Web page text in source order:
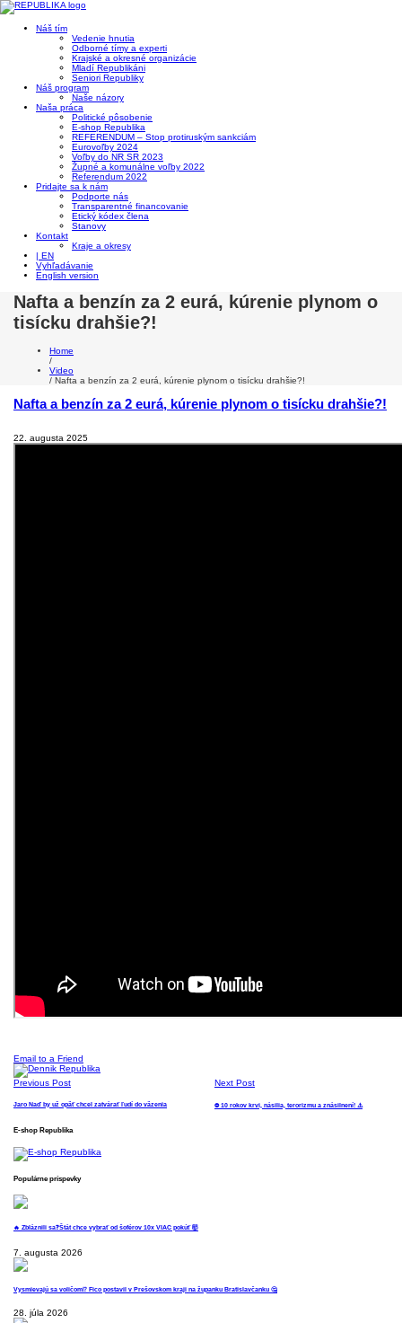
Náš tím
Vedenie hnutia
Odborné tímy a experti
Krajské a okresné organizácie
Mladí Republikáni
Seniori Republiky
Náš program
Naše názory
Naša práca
Politické pôsobenie
E-shop Republika
REFERENDUM – Stop protiruským sankciám
Eurovoľby 2024
Voľby do NR SR 2023
Župné a komunálne voľby 2022
Referendum 2022
Pridajte sa k nám
Podporte nás
Transparentné financovanie
Etický kódex člena
Stanovy
Kontakt
Kraje a okresy
| EN
Vyhľadávanie
English version
Nafta a benzín za 2 eurá, kúrenie plynom o
tisícku drahšie?!
Home
/
Video
/ Nafta a benzín za 2 eurá, kúrenie plynom o tisícku drahšie?!
Nafta a benzín za 2 eurá, kúrenie plynom o tisícku drahšie?!
22. augusta 2025
Email to a Friend
Previous Post
Jaro Naď by už opäť chcel zatvárať ľudí do väzenia
Next Post
⛔️ 10 rokov krvi, násilia, terorizmu a znásilnení! ⚠️
E-shop Republika
Populárne príspevky
🔥 Zbláznili sa❓️Štát chce vybrať od šoférov 10x VIAC pokúť 🤯
7. augusta 2026
Vysmievajú sa voličom⁉️ Fico postavil v Prešovskom kraji na županku Bratislavčanku 🤔
28. júla 2026